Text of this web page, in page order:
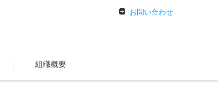
お問い合わせ
組織概要